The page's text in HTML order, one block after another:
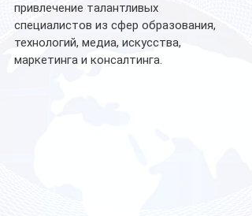
привлечение талантливых
специалистов из сфер образования,
технологий, медиа, искусства,
маркетинга и консалтинга.